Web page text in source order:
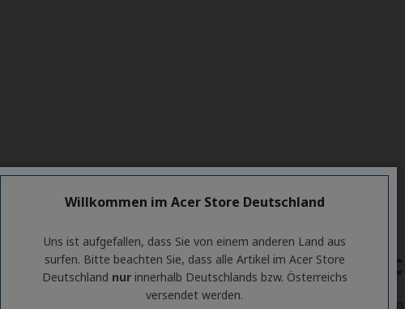
Willkommen im Acer Store Deutschland
Uns ist aufgefallen, dass Sie von einem anderen Land aus
surfen. Bitte beachten Sie, dass alle Artikel im Acer Store
Deutschland nurinnerhalb Deutschlands bzw. Österreichs
versendet werden.